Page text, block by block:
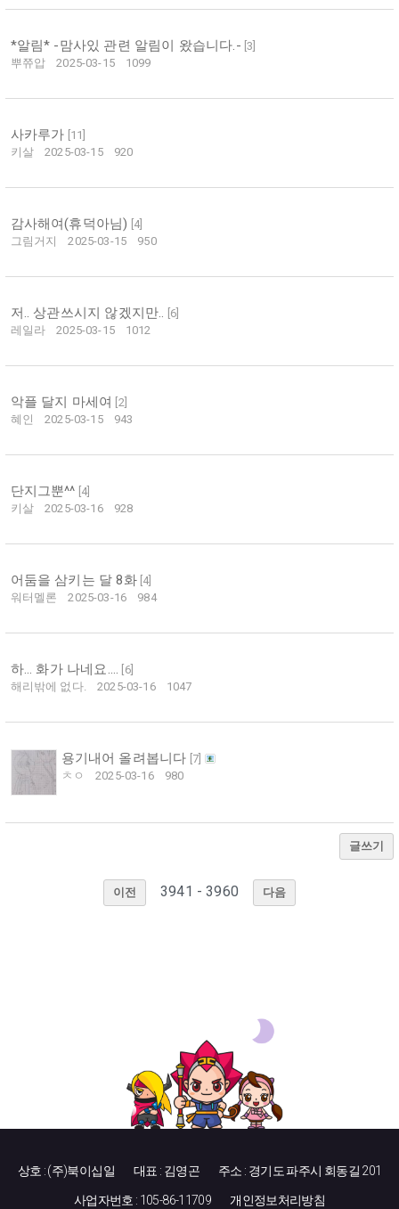
*알림* -맘사있 관련 알림이 왔습니다.- [3
뿌쮸압
2025-03-15 1099
사카루가 11
키살
2025-03-15 920
감사해여(휴덕아님) 4]
그림거지
2025-03-15 950
저.. 상관쓰시지 않겠지만.. 6
레일라
2025-03-15 1012
악플 달지 마세여 2]
혜인
2025-03-15 943
단지그뿐^^ 4]
키살
2025-03-16 928
어둠을 삼키는 달 8화[ 4]
워터멜론
2025-03-16 984
하... 화가 나네요.... 6]
해리밖에 없다.
2025-03-16 1047
용기내어 올려봅니다 7]
ㅊㅇ
2025-03-16 980
글쓰기
이전 3941 - 3960 다음
상호 : (주)북이십일 대표 : 김영곤 주소 : 경기도 파주시 회동길 201
사업자번호 : 105-86-11709 개인정보처리방침